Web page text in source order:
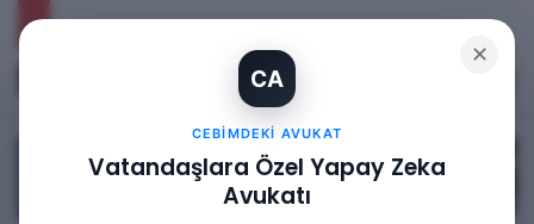
✕
CA
CEBIMDEKI AVUKAT
Vatandaşlara Özel Yapay Zeka
Avukatı